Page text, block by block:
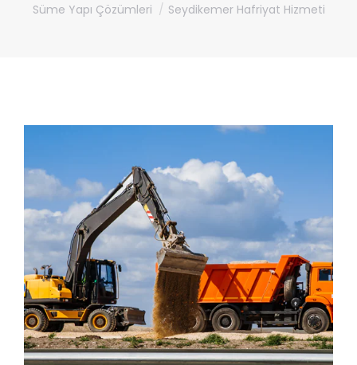
Süme Yapı Çözümleri Seydikemer Hafriyat Hizmeti